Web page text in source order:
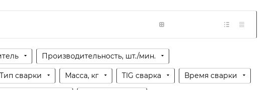
Производительность, шт./мин.
Тип сварки Масса, кг TIG сварка Время сварки